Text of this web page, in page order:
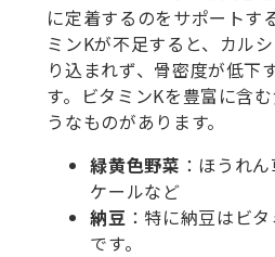
に定着するのをサポートす
ミンKが不足すると、カル
り込まれず、骨密度が低下
す。ビタミンKを豊富に含
うなものがあります。
緑黄色野菜 ：ほうれ
ケールなど
納豆 ：特に納豆はビ
です。